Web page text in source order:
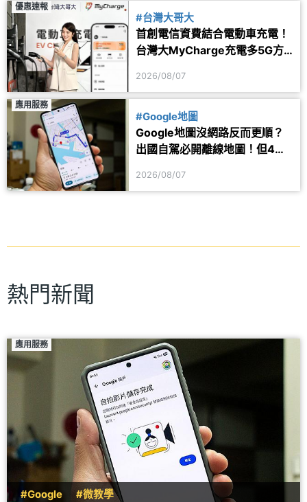
優惠速報
#台灣大哥大
首創電信資費結合電動車充電！
台灣大MyCharge充電多5G方
2026/08/07
應用服務
#Google地圖
Google地圖沒網路反而更順？
出國自駕必開離線地圖！但4項
2026/08/07
熱門新聞
應用服務
#Google #微教學